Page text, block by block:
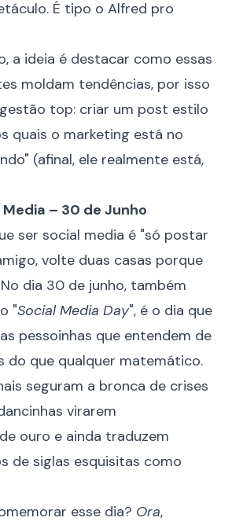
É tipo o Alfred pro
a ideia é destacar como essas
moldam tendências, por isso
top: criar um post estilo
quais o marketing está no
(afinal, ele realmente está,
Media – 30 de Junho
ser social media é "só postar
volte duas casas porque
dia 30 de junho, também
"Social Media Day", é o dia que
pessoinhas que entendem de
do que qualquer matemático.
seguram a bronca de crises
virarem
ouro e ainda traduzem
de siglas esquisitas como
esse dia? Ora,